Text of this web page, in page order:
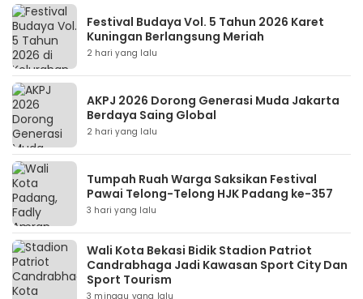
Festival Budaya Vol. 5 Tahun 2026 Karet
Kuningan Berlangsung Meriah
2 hari yang lalu
AKPJ 2026 Dorong Generasi Muda Jakarta
Berdaya Saing Global
2 hari yang lalu
Tumpah Ruah Warga Saksikan Festival
Pawai Telong-Telong HJK Padang ke-357
3 hari yang lalu
Wali Kota Bekasi Bidik Stadion Patriot
Candrabhaga Jadi Kawasan Sport City Dan
Sport Tourism
3 minggu yang lalu